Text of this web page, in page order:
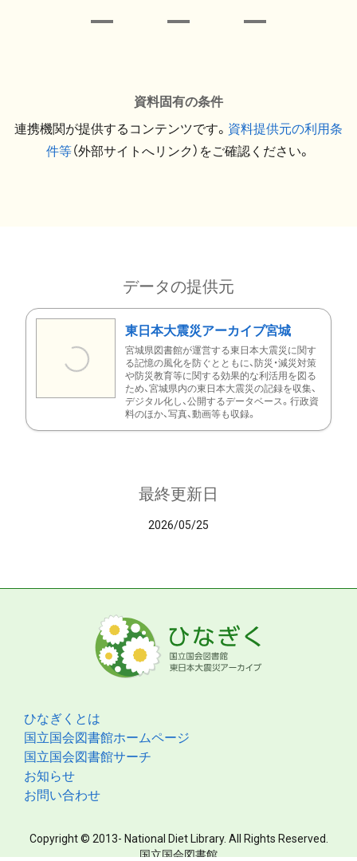
資料固有の条件
連携機関が提供するコンテンツです。 資料提供元の利用条
件等（外部サイトへリンク）をご確認ください。
データの提供元
東日本大震災アーカイブ宮城
宮城県図書館が運営する東日本大震災に関す
る記憶の風化を防ぐとともに、防災・減災対策
や防災教育等に関する効果的な利活用を図る
ため、宮城県内の東日本大震災の記録を収集、
デジタル化し、公開するデータベース。行政資
料のほか、写真、動画等も収録。
最終更新日
2026/05/25
ひなぎくとは
国立国会図書館ホームページ
国立国会図書館サーチ
お知らせ
お問い合わせ
Copyright © 2013- National Diet Library. All Rights Reserved.